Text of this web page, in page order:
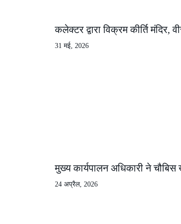
कलेक्टर द्वारा विक्रम कीर्ति मंदिर,
31 मई, 2026
मुख्य कार्यपालन अधिकारी ने
24 अप्रैल, 2026